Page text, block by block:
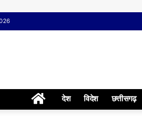
Homeदेश विदेश छत्तीसगढ़